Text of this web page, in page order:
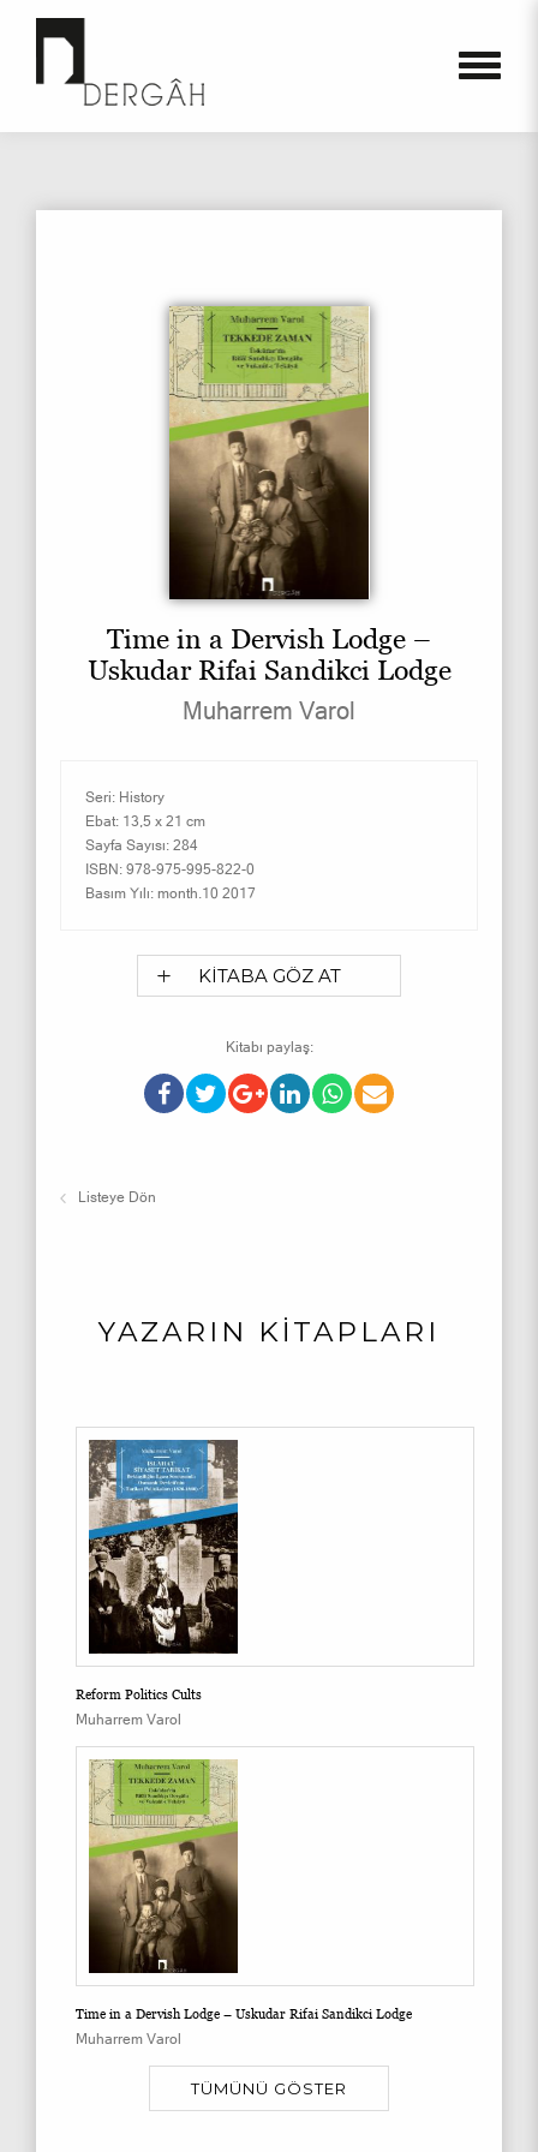
Time in a Dervish Lodge –
Uskudar Rifai Sandikci Lodge
Muharrem Varol
Seri: History
Ebat: 13,5 x 21 cm
Sayfa Sayısı: 284
ISBN: 978-975-995-822-0
Basım Yılı: month.10 2017
KİTABA GÖZ AT
Kitabı paylaş:
Listeye Dön
YAZARIN KİTAPLARI
Reform Politics Cults
Muharrem Varol
Time in a Dervish Lodge – Uskudar Rifai Sandikci Lodge
Muharrem Varol
TÜMÜNÜ GÖSTER